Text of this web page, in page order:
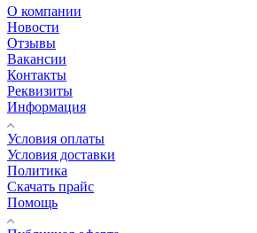
О компании
Новости
Отзывы
Вакансии
Контакты
Реквизиты
Информация
Условия оплаты
Условия доставки
Политика
Скачать прайс
Помощь